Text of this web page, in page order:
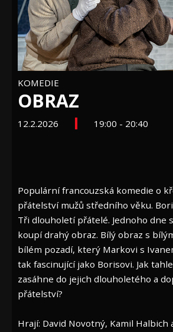
KOMEDIE
OBRAZ
12.2.2026 19:00 - 20:40
Populární francouzská komedie o
přátelství mužů středního věku.
Tři dlouholetí přátelé. Jednoho dne
koupí drahý obraz. Bílý obraz s
bílém pozadí, který Markovi s
tak fascinující jako Borisovi. Jak
zasáhne do jejich dlouholetého a
přátelství?
Hrají: David Novotný, Kamil Halbich